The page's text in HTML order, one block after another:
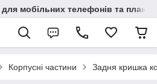
мобільних телефонів та
Корпусні частини Задня кришка